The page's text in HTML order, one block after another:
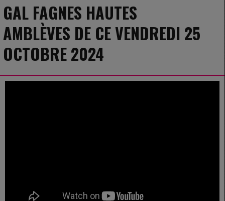
GAL FAGNES HAUTES
AMBLÈVES DE CE VENDREDI 25
OCTOBRE 2024